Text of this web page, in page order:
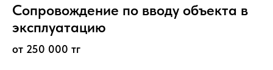
Сопровождение по вводу объекта в
эксплуатацию
от 250 000 тг